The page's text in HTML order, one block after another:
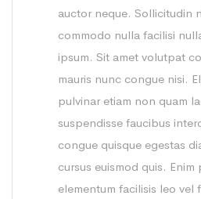
auctor neque. Sollicitudin
commodo nulla facilisi
ipsum. Sit amet volutpat
mauris nunc congue nisi.
pulvinar etiam non quam
suspendisse faucibus
congue quisque egestas
cursus euismod quis. Enim
elementum facilisis leo vel